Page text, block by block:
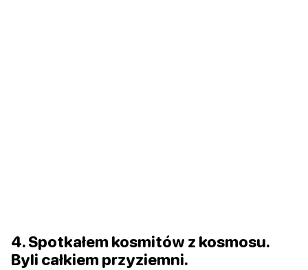
4. Spotkałem kosmitów z kosmosu.
Byli całkiem przyziemni.